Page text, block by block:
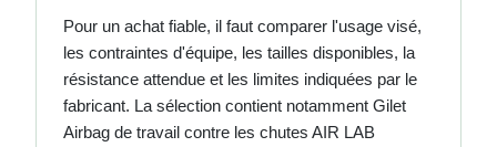
Pour un achat fiable, il faut comparer l'usage visé,
les contraintes d'équipe, les tailles disponibles, la
résistance attendue et les limites indiquées par le
fabricant. La sélection contient notamment Gilet
Airbag de travail contre les chutes AIR LAB